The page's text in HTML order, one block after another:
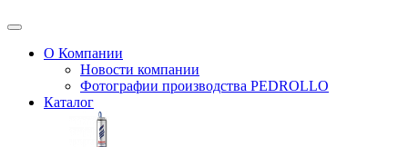
О Компании
Новости компании
Фотографии производства PEDROLLO
Каталог